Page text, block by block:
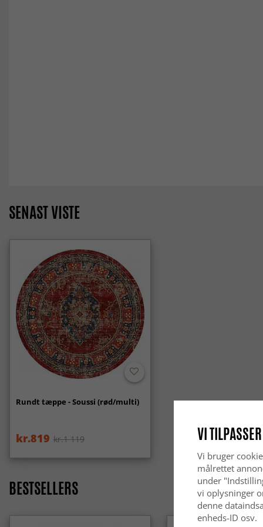
SENAST VISTE
Rundt tæppe - Soussi (rød/multi)
kr.819 kr.1 119
BESTSELLERS
VI
Vi bruger
målrettet
under
vi oplysninger
denne
enheds-ID osv.